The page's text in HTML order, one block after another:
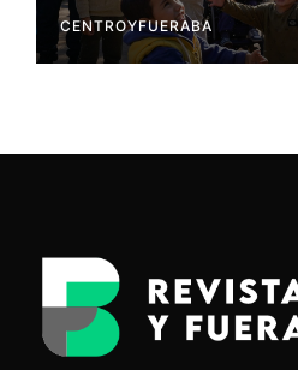
CENTROYFUERABA